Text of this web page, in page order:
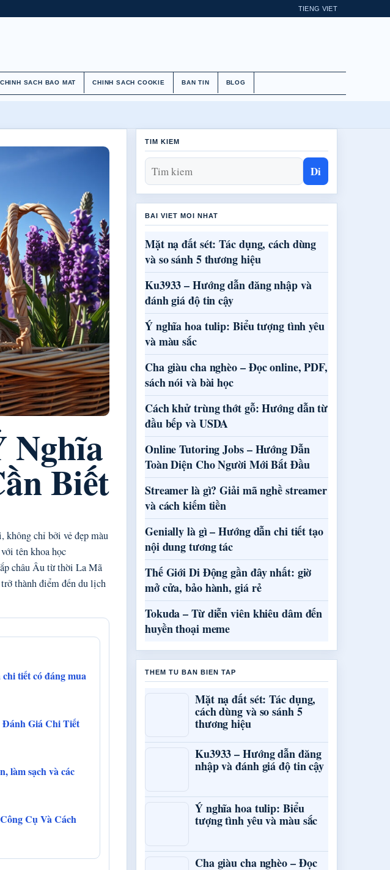
TIENG VIET
CHINH SACH BAO MAT CHINH SACH COOKIE BAN TIN BLOG
Nghĩa
Biết
không chỉ bởi vẻ đẹp màu
tên khoa học
châu Âu từ thời La Mã
thành điểm đến du lịch
tiết có đáng mua
Đánh Giá Chi Tiết
làm sạch và các
Cụ Và Cách
TIM KIEM
Di
BAI VIET MOI NHAT
Mặt nạ đất sét: Tác dụng, cách dùng
và so sánh 5 thương hiệu
Ku3933 – Hướng dẫn đăng nhập và
đánh giá độ tin cậy
Ý nghĩa hoa tulip: Biểu tượng tình yêu
và màu sắc
Cha giàu cha nghèo – Đọc online, PDF,
sách nói và bài học
Cách khử trùng thớt gỗ: Hướng dẫn từ
đầu bếp và USDA
Online Tutoring Jobs – Hướng Dẫn
Toàn Diện Cho Người Mới Bắt Đầu
Streamer là gì? Giải mã nghề streamer
và cách kiếm tiền
Genially là gì – Hướng dẫn chi tiết tạo
nội dung tương tác
Thế Giới Di Động gần đây nhất: giờ
mở cửa, bảo hành, giá rẻ
Tokuda – Từ diễn viên khiêu dâm đến
huyền thoại meme
THEM TU BAN BIEN TAP
Mặt nạ đất sét: Tác dụng,
cách dùng và so sánh 5
thương hiệu
Ku3933 – Hướng dẫn đăng
nhập và đánh giá độ tin cậy
Ý nghĩa hoa tulip: Biểu
tượng tình yêu và màu sắc
Cha giàu cha nghèo – Đọc